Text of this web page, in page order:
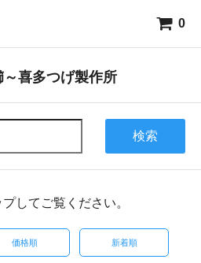
0
喜多つげ製作所
検索
してご覧ください。
価格順 新着順